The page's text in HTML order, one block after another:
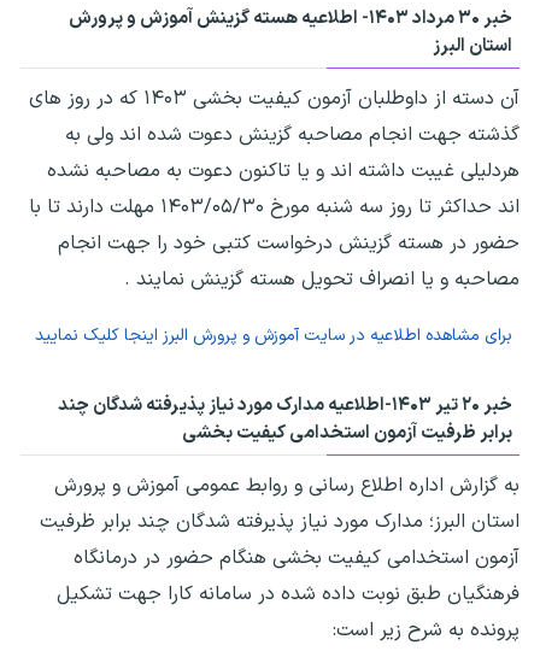
خبر ۳۰ مرداد ۱۴۰۳- اطلاعیه هسته گزینش آموزش و پرورش
استان البرز
آن دسته از داوطلبان آزمون کیفیت بخشی ۱۴۰۳ که در روز های
گذشته جهت انجام مصاحبه گزینش دعوت شده اند ولی به
هردلیلی غیبت داشته اند و یا تاکنون دعوت به مصاحبه نشده
اند حداکثر تا روز سه شنبه مورخ ۱۴۰۳/۰۵/۳۰ مهلت دارند تا با
حضور در هسته گزینش درخواست کتبی خود را جهت انجام
مصاحبه و یا انصراف تحویل هسته گزینش نمایند .
برای مشاهده اطلاعیه در سایت آموزش و پرورش البرز اینجا کلیک نمایید
خبر ۲۰ تیر ۱۴۰۳-اطلاعیه مدارک مورد نیاز پذیرفته شدگان چند
برابر ظرفیت آزمون استخدامی کیفیت بخشی
به گزارش اداره اطلاع رسانی و روابط عمومی آموزش و پرورش
استان البرز؛ مدارک مورد نیاز پذیرفته شدگان چند برابر ظرفیت
آزمون استخدامی کیفیت بخشی هنگام حضور در درمانگاه
فرهنگیان طبق نوبت داده شده در سامانه کارا جهت تشکیل
پرونده به شرح زیر است: